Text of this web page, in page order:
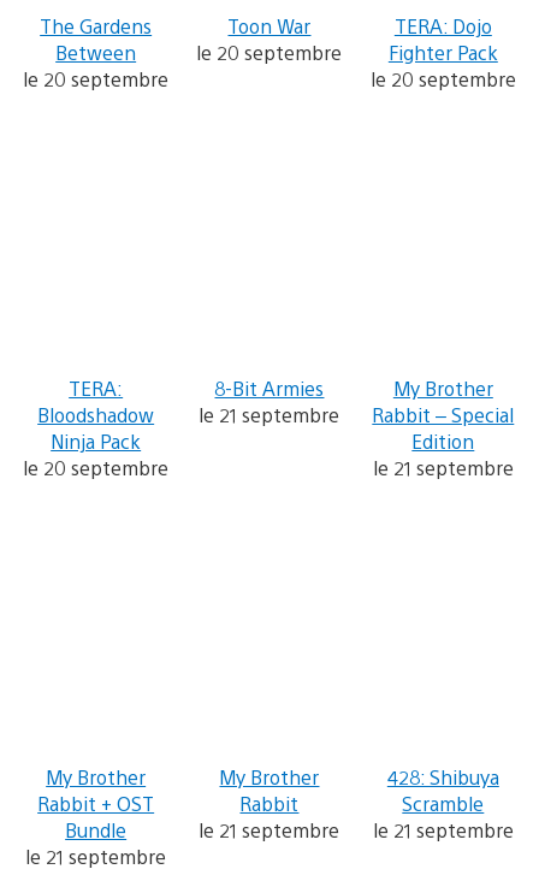
The Gardens
Between
le 20 septembre
Toon War
le 20 septembre
TERA: Dojo
Fighter Pack
le 20 septembre
TERA:
Bloodshadow
Ninja Pack
le 20 septembre
8-Bit Armies
le 21 septembre
My Brother
Rabbit – Special
Edition
le 21 septembre
My Brother
Rabbit + OST
Bundle
le 21 septembre
My Brother
Rabbit
le 21 septembre
428: Shibuya
Scramble
le 21 septembre